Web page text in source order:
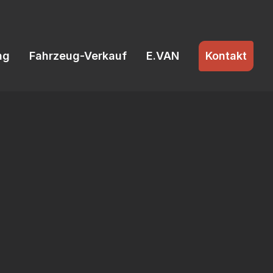
Fahrzeug-Verkauf E.VAN Kontakt